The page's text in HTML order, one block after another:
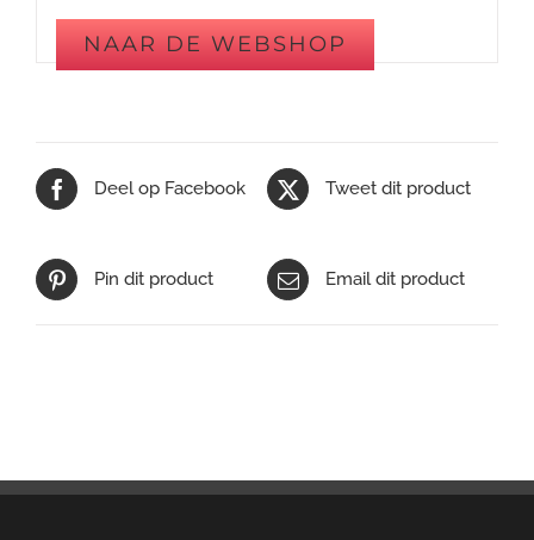
NAAR DE WEBSHOP
Deel op Facebook Tweet dit product
Pin dit product Email dit product